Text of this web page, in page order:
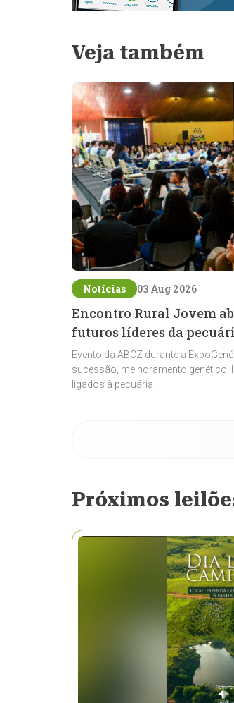
Veja também
Notícias 03 Aug 2026
Encontro Rural Jovem
futuros líderes da
Evento da ABCZ durante a
sucessão, melhoramento genético,
ligados à pecuária
Próximos